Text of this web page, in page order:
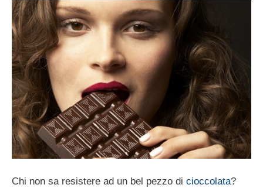
Chi non sa resistere ad un bel pezzo di cioccolata?